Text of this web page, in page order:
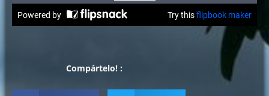
Compártelo! :